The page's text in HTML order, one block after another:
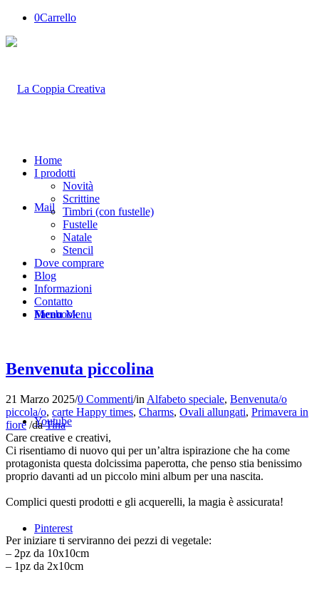
0Carrello
Mail
Facebook
Youtube
Pinterest
Home
I prodotti
Novità
Scrittine
Timbri (con fustelle)
Fustelle
Natale
Stencil
Dove comprare
Blog
Informazioni
Contatto
Menu Menu
Benvenuta piccolina
21 Marzo 2025/0 Commenti/in Alfabeto speciale, Benvenuta/o
piccola/o, carte Happy times, Charms, Ovali allungati, Primavera in
fiore /daTina
Care creative e creativi,
Ci risentiamo di nuovo qui per un’altra ispirazione che ha come
protagonista questa dolcissima paperotta, che penso stia benissimo
proprio davanti ad un piccolo mini album per una nascita.
Complici questi prodotti e gli acquerelli, la magia è assicurata!
Per iniziare ti serviranno dei pezzi di vegetale:
– 2pz da 10x10cm
– 1pz da 2x10cm